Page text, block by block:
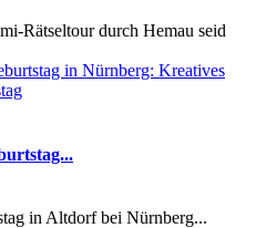
Rätseltour durch Hemau seid
in Altdorf bei Nürnberg...